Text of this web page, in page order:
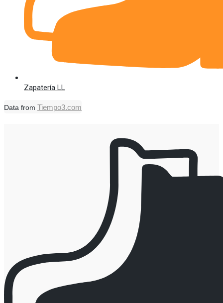
Zapatería LL
Data from Tiempo3.com